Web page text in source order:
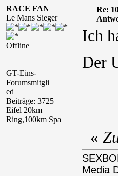
RACE FAN
Le Mans Sieger
Offline
GT-Eins-
Forumsmitgli
ed
Beiträge: 3725
Eifel 20km
Ring,100km Spa
Re:
Ich
Der
«
Media